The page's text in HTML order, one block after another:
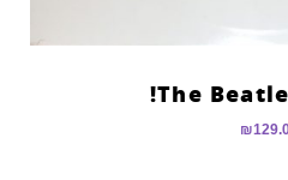
The
₪